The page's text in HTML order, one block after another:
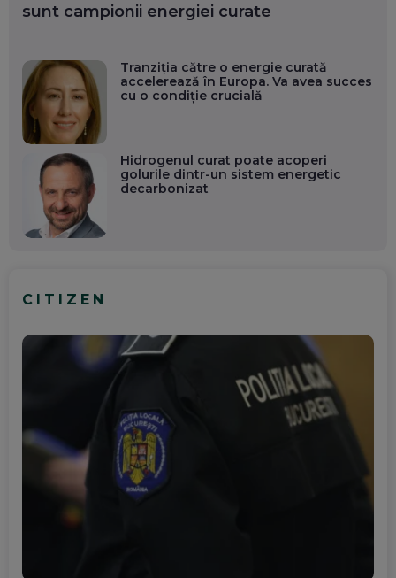
sunt campionii energiei curate
Tranziția către o energie curată
accelerează în Europa. Va avea succes
cu o condiție crucială
Hidrogenul curat poate acoperi
golurile dintr-un sistem energetic
decarbonizat
CITIZEN